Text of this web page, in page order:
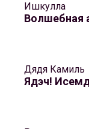
Ишкулла
Волшебная
Дядя Камиль
Ядэч!